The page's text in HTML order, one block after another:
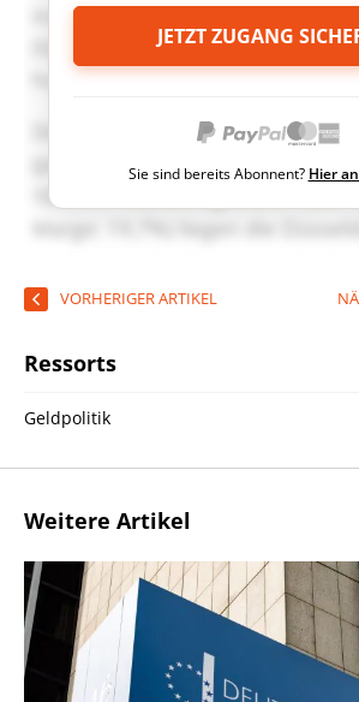
JETZT ZUGANG
Sie sind bereits Abonnent? Hier
VORHERIGER ARTIKEL
Ressorts
Geldpolitik
Weitere Artikel